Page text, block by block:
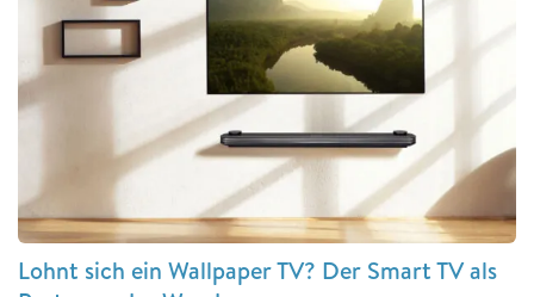
Lohnt sich ein Wallpaper TV? Der Smart TV als